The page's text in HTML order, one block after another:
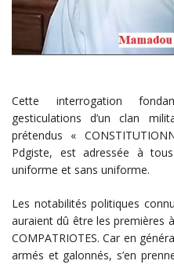
Cette interrogation
gesticulations d’un clan
prétendus «
Pdgiste, est adressée à
uniforme et sans uniforme.
Les notabilités politiques
auraient dû être les premières
COMPATRIOTES. Car en
armés et galonnés, s’en